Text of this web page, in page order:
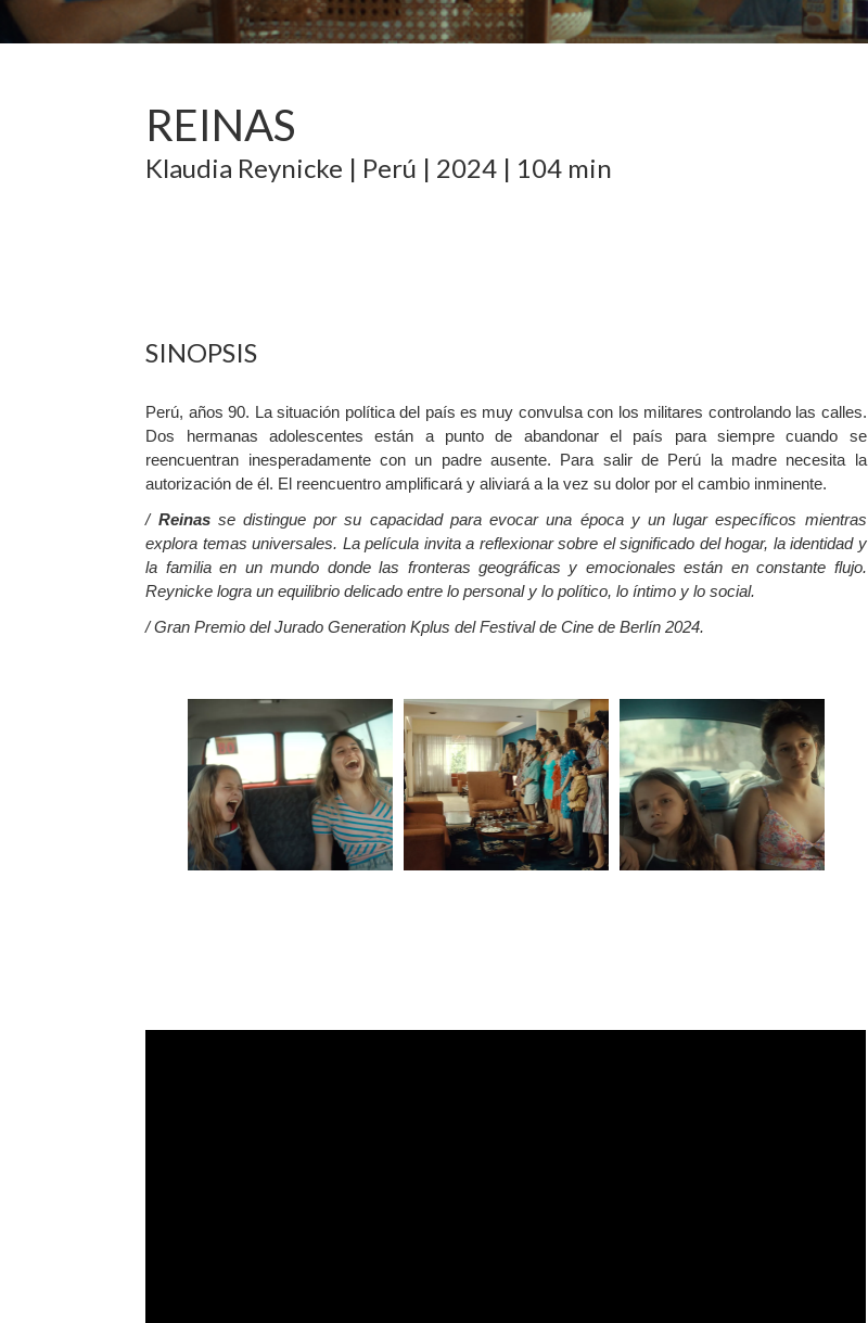
REINAS
Klaudia Reynicke | Perú | 2024 | 104 min
SINOPSIS
Perú, años 90. La situación política del país es muy convulsa con los militares controlando las calles.
Dos hermanas adolescentes están a punto de abandonar el país para siempre cuando se
reencuentran inesperadamente con un padre ausente. Para salir de Perú la madre necesita la
autorización de él. El reencuentro amplificará y aliviará a la vez su dolor por el cambio inminente.
/Reinasse distingue por su capacidad para evocar una época y un lugar específicos mientras
explora temas universales. La película invita a reflexionar sobre el significado del hogar, la identidad y
la familia en un mundo donde las fronteras geográficas y emocionales están en constante flujo.
Reynicke logra un equilibrio delicado entre lo personal y lo político, lo íntimo y lo social.
/ Gran Premio del Jurado Generation Kplus del Festival de Cine de Berlín 2024.